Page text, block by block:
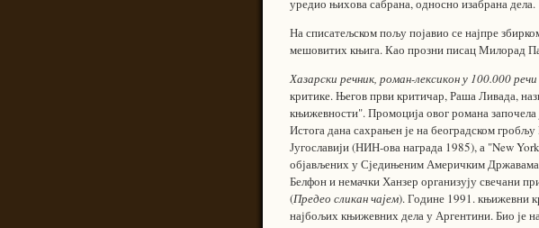
уредио њихова сабрана, односно изабрана дела.
На списатељском пољу појавио се најпре
мешовитих књига. Као прозни писац Милорад
Хазарски речник, роман-лексикон у 100.000 речи
критике. Његов први критичар, Раша Ливада,
књижевности". Промоција овог романа
Истога дана сахрањен је на београдском
Југославији (НИН-ова награда 1985), а "New
објављених у Сједињеним Америчким
Белфон и немачки Ханзер организују свечани
(Предео сликан чајем). Године 1991. књижевни
најбољих књижевних дела у Аргентини. Био је